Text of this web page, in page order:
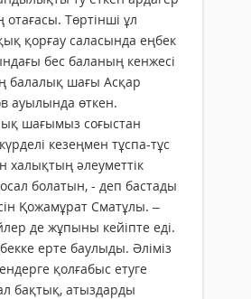
отағасы. Төртінші ұл
қорғау саласында еңбек
бес баланың кенжесі
балалық шағы Асқар
ауылында өткен.
шағымыз соғыстан
кезеңмен тұспа-тұс
халықтың әлеуметтік
болатын, - деп бастады
Қожамұрат Сматұлы. –
де жұпыны кейіпте еді.
ерте баулыды. Әліміз
қолғабыс етуге
бақтық, атыздарды